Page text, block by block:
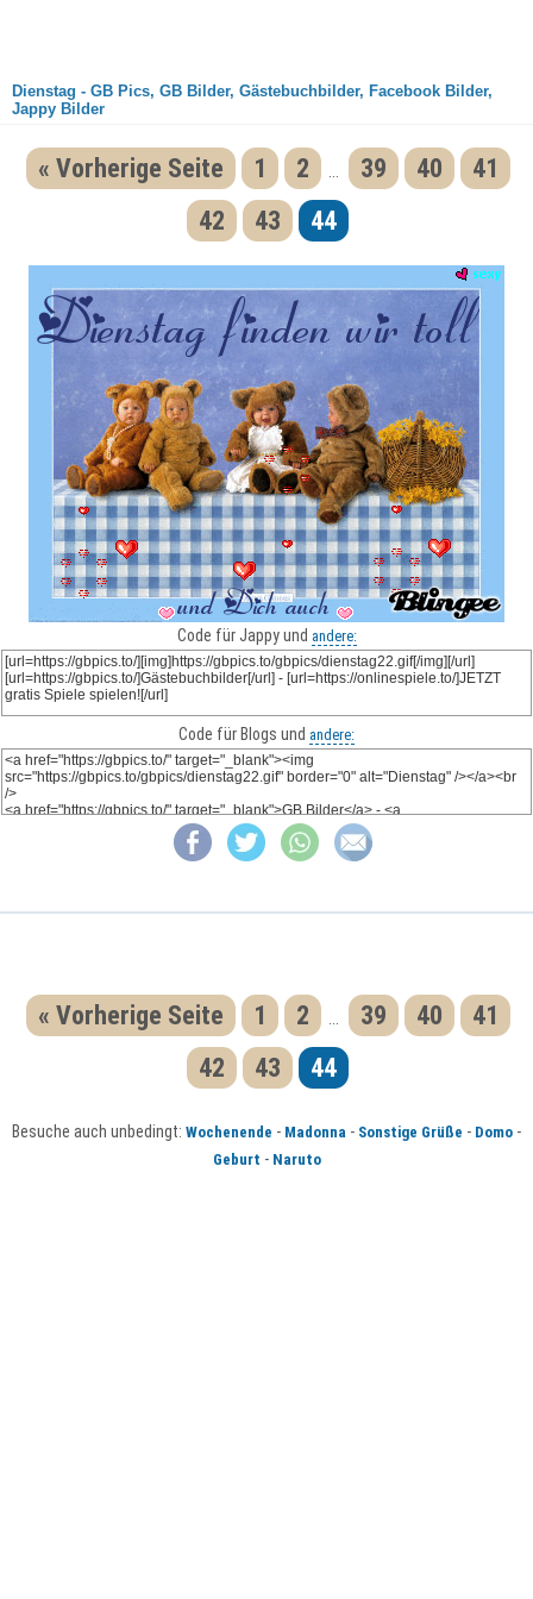
Dienstag - GB Pics, GB Bilder, Gästebuchbilder, Facebook Bilder,
Jappy Bilder
« Vorherige Seite 1 2 39 40
41
42
43 44
Code für Jappy und andere:
Code für Blogs und andere:
« Vorherige Seite 1 2 39 40
41
42
43 44
Besuche auch unbedingt: Wochenende - Madonna - Sonstige Grüße - Domo -
Geburt - Naruto